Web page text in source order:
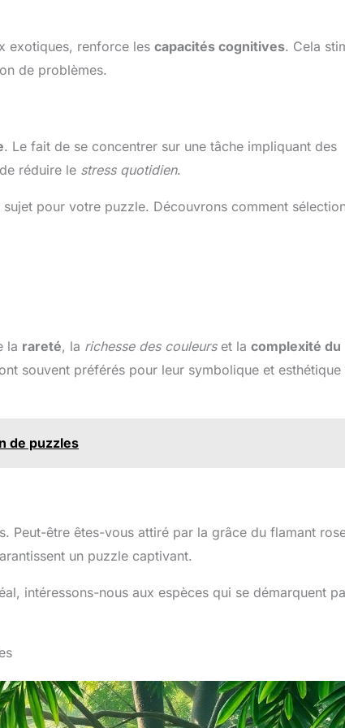
exotiques, renforce les capacités cognitives. Cela
de problèmes.
. Le fait de se concentrer sur une tâche impliquant des
réduire le stress quotidien.
pour votre puzzle. Découvrons comment
la rareté, la richesse des couleurset la complexité du
souvent préférés pour leur symbolique et esthétique
de puzzles
Peut-être êtes-vous attiré par la grâce du flamant
un puzzle captivant.
intéressons-nous aux espèces qui se démarquent